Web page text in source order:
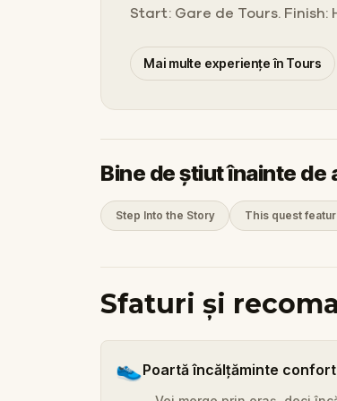
Start: Gare de Tours. Finish:
Mai multe experiențe în Tours
Bine de știut înainte de
Step Into the Story This quest
Sfaturi și
👟Poartă încălțăminte